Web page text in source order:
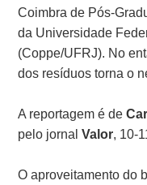
Coimbra de Pós-
da Universidade
(Coppe/UFRJ). No
dos resíduos torna o
A reportagem é de
pelo jornalValor, 10-
O aproveitamento do